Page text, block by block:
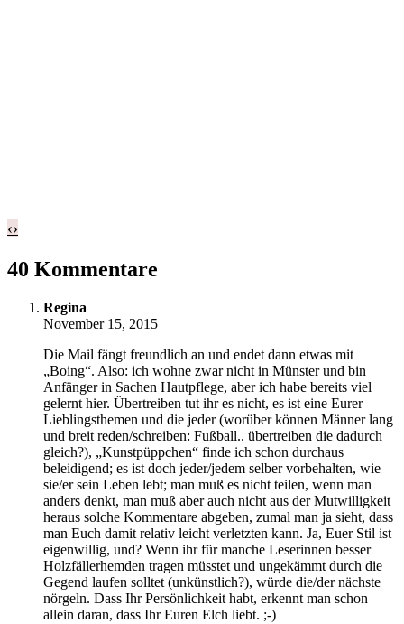
‹›
40 Kommentare
Regina
November 15, 2015
Die Mail fängt freundlich an und endet dann etwas mit
„Boing“. Also: ich wohne zwar nicht in Münster und bin
Anfänger in Sachen Hautpflege, aber ich habe bereits viel
gelernt hier. Übertreiben tut ihr es nicht, es ist eine Eurer
Lieblingsthemen und die jeder (worüber können Männer lang
und breit reden/schreiben: Fußball.. übertreiben die dadurch
gleich?), „Kunstpüppchen“ finde ich schon durchaus
beleidigend; es ist doch jeder/jedem selber vorbehalten, wie
sie/er sein Leben lebt; man muß es nicht teilen, wenn man
anders denkt, man muß aber auch nicht aus der Mutwilligkeit
heraus solche Kommentare abgeben, zumal man ja sieht, dass
man Euch damit relativ leicht verletzten kann. Ja, Euer Stil ist
eigenwillig, und? Wenn ihr für manche Leserinnen besser
Holzfällerhemden tragen müsstet und ungekämmt durch die
Gegend laufen solltet (unkünstlich?), würde die/der nächste
nörgeln. Dass Ihr Persönlichkeit habt, erkennt man schon
allein daran, dass Ihr Euren Elch liebt. ;-)